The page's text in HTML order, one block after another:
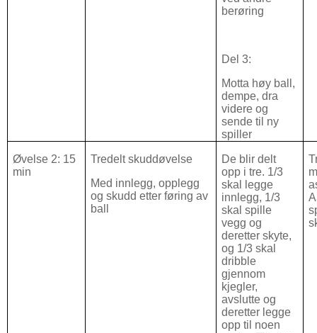
berøring
Del 3:
Motta høy ball,
dempe, dra
videre og
sende til ny
spiller
Øvelse 2: 15
min
Tredelt skuddøvelse
Med innlegg, opplegg
og skudd etter føring av
ball
De blir delt
opp i tre. 1/3
skal legge
innlegg, 1/3
skal spille
vegg og
deretter skyte,
og 1/3 skal
dribble
gjennom
kjegler,
avslutte og
deretter legge
opp til noen